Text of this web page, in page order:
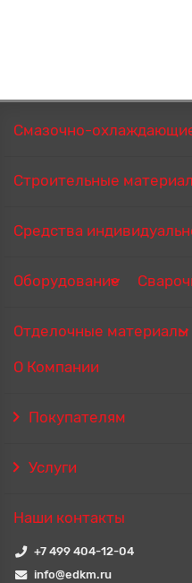
Смазочно-
Строительные
Средства
Оборудование
Отделочные материалы
О Компании
Покупателям
Услуги
Наши контакты
+7 499 404-12-04
info@edkm.ru